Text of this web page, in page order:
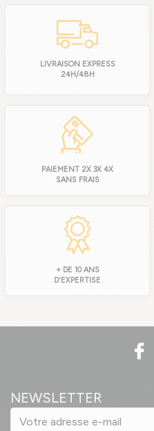
LIVRAISON EXPRESS
24H/48H
PAIEMENT 2X 3X 4X
SANS FRAIS
+ DE 10 ANS
D'EXPERTISE
NEWSLETTER